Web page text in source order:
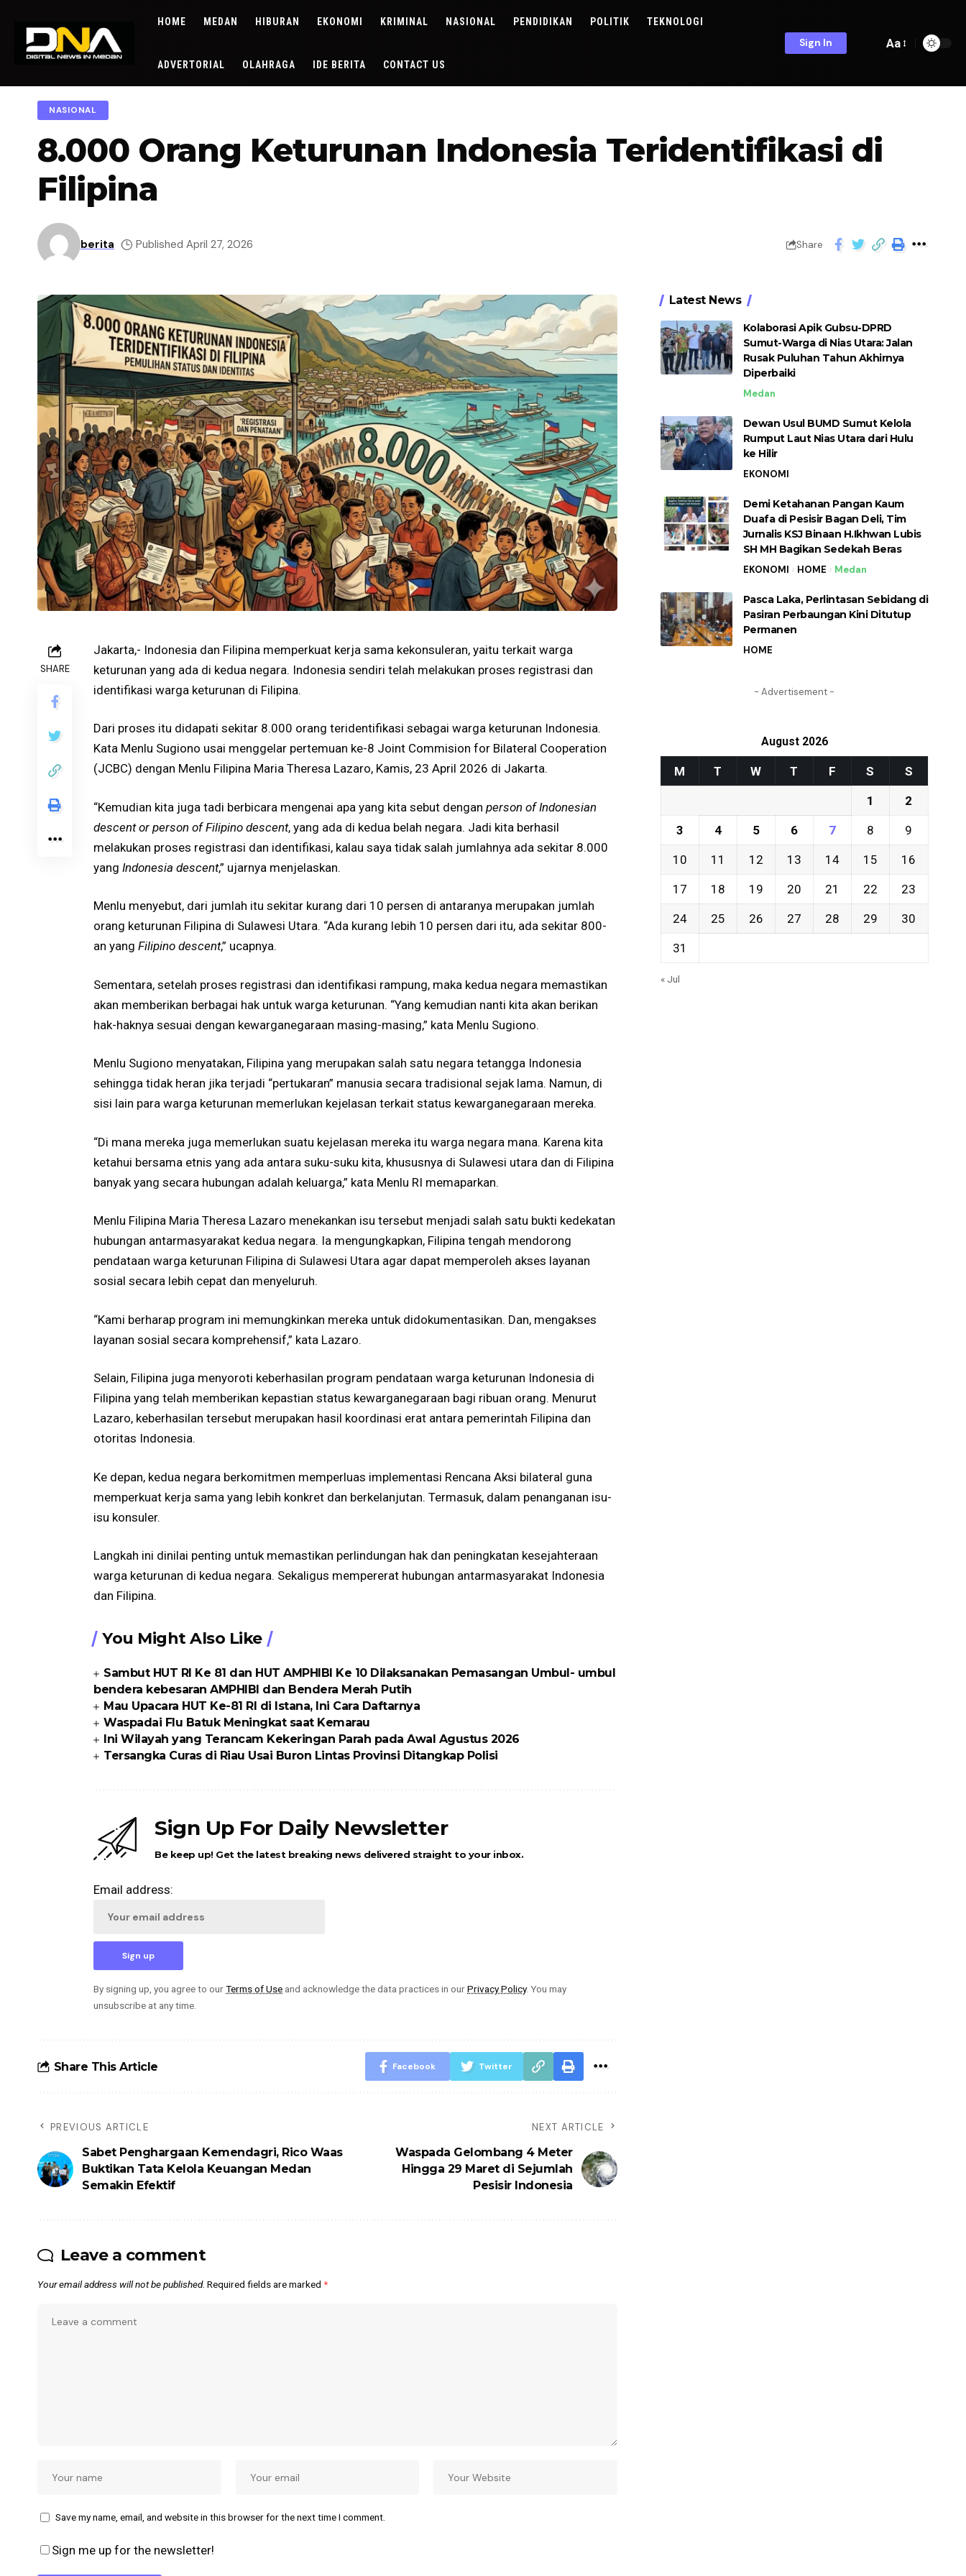
HOME MEDAN HIBURAN EKONOMI KRIMINAL NASIONAL PENDIDIKAN POLITIK TEKNOLOGI
ADVERTORIAL OLAHRAGA IDE BERITA CONTACT US
Sign In Aa
NASIONAL
8.000 Orang Keturunan Indonesia Teridentifikasi di
Filipina
berita Published April 27, 2026 Share
SHARE
Jakarta,- Indonesia dan Filipina memperkuat kerja sama kekonsuleran, yaitu terkait warga
keturunan yang ada di kedua negara. Indonesia sendiri telah melakukan proses registrasi dan
identifikasi warga keturunan di Filipina.
Dari proses itu didapati sekitar 8.000 orang teridentifikasi sebagai warga keturunan Indonesia.
Kata Menlu Sugiono usai menggelar pertemuan ke-8 Joint Commision for Bilateral Cooperation
(JCBC) dengan Menlu Filipina Maria Theresa Lazaro, Kamis, 23 April 2026 di Jakarta.
“Kemudian kita juga tadi berbicara mengenai apa yang kita sebut dengan person of Indonesian
descent or person of Filipino descent, yang ada di kedua belah negara. Jadi kita berhasil
melakukan proses registrasi dan identifikasi, kalau saya tidak salah jumlahnya ada sekitar 8.000
yang Indonesia descent,” ujarnya menjelaskan.
Menlu menyebut, dari jumlah itu sekitar kurang dari 10 persen di antaranya merupakan jumlah
orang keturunan Filipina di Sulawesi Utara. “Ada kurang lebih 10 persen dari itu, ada sekitar 800-
an yang Filipino descent,” ucapnya.
Sementara, setelah proses registrasi dan identifikasi rampung, maka kedua negara memastikan
akan memberikan berbagai hak untuk warga keturunan. “Yang kemudian nanti kita akan berikan
hak-haknya sesuai dengan kewarganegaraan masing-masing,” kata Menlu Sugiono.
Menlu Sugiono menyatakan, Filipina yang merupakan salah satu negara tetangga Indonesia
sehingga tidak heran jika terjadi “pertukaran” manusia secara tradisional sejak lama. Namun, di
sisi lain para warga keturunan memerlukan kejelasan terkait status kewarganegaraan mereka.
“Di mana mereka juga memerlukan suatu kejelasan mereka itu warga negara mana. Karena kita
ketahui bersama etnis yang ada antara suku-suku kita, khususnya di Sulawesi utara dan di Filipina
banyak yang secara hubungan adalah keluarga,” kata Menlu RI memaparkan.
Menlu Filipina Maria Theresa Lazaro menekankan isu tersebut menjadi salah satu bukti kedekatan
hubungan antarmasyarakat kedua negara. Ia mengungkapkan, Filipina tengah mendorong
pendataan warga keturunan Filipina di Sulawesi Utara agar dapat memperoleh akses layanan
sosial secara lebih cepat dan menyeluruh.
“Kami berharap program ini memungkinkan mereka untuk didokumentasikan. Dan, mengakses
layanan sosial secara komprehensif,” kata Lazaro.
Selain, Filipina juga menyoroti keberhasilan program pendataan warga keturunan Indonesia di
Filipina yang telah memberikan kepastian status kewarganegaraan bagi ribuan orang. Menurut
Lazaro, keberhasilan tersebut merupakan hasil koordinasi erat antara pemerintah Filipina dan
otoritas Indonesia.
Ke depan, kedua negara berkomitmen memperluas implementasi Rencana Aksi bilateral guna
memperkuat kerja sama yang lebih konkret dan berkelanjutan. Termasuk, dalam penanganan isu-
isu konsuler.
Langkah ini dinilai penting untuk memastikan perlindungan hak dan peningkatan kesejahteraan
warga keturunan di kedua negara. Sekaligus mempererat hubungan antarmasyarakat Indonesia
dan Filipina.
You Might Also Like
Sambut HUT RI Ke 81 dan HUT AMPHIBI Ke 10 Dilaksanakan Pemasangan Umbul- umbul
bendera kebesaran AMPHIBI dan Bendera Merah Putih
Mau Upacara HUT Ke-81 RI di Istana, Ini Cara Daftarnya
Waspadai Flu Batuk Meningkat saat Kemarau
Ini Wilayah yang Terancam Kekeringan Parah pada Awal Agustus 2026
Tersangka Curas di Riau Usai Buron Lintas Provinsi Ditangkap Polisi
Sign Up For Daily Newsletter
Be keep up! Get the latest breaking news delivered straight to your inbox.
Email address:
By signing up, you agree to ourTerms of Use and acknowledge the data practices in ourPrivacy Policy. You may
unsubscribe at any time.
Share This Article Facebook Twitter
PREVIOUS ARTICLE
Sabet Penghargaan Kemendagri, Rico Waas
Buktikan Tata Kelola Keuangan Medan
Semakin Efektif
NEXT ARTICLE
Waspada Gelombang 4 Meter
Hingga 29 Maret di Sejumlah
Pesisir Indonesia
Leave a comment
Your email address will not be published. Required fields are marked *
Save my name, email, and website in this browser for the next time I comment.
Sign me up for the newsletter!
Latest News
Kolaborasi Apik Gubsu-DPRD
Sumut-Warga di Nias Utara: Jalan
Rusak Puluhan Tahun Akhirnya
Diperbaiki
Medan
Dewan Usul BUMD Sumut Kelola
Rumput Laut Nias Utara dari Hulu
ke Hilir
EKONOMI
Demi Ketahanan Pangan Kaum
Duafa di Pesisir Bagan Deli, Tim
Jurnalis KSJ Binaan H.Ikhwan Lubis
SH MH Bagikan Sedekah Beras
EKONOMI HOME Medan
Pasca Laka, Perlintasan Sebidang di
Pasiran Perbaungan Kini Ditutup
Permanen
HOME
- Advertisement -
August 2026
M T W T F S S
1 2
3 4 5 6 7 8 9
10 11 12 13 14 15 16
17 18 19 20 21 22 23
24 25 26 27 28 29 30
31
« Jul